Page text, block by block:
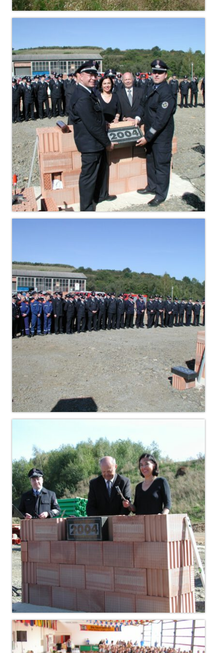
Christkindwiegen
Christkindwiegen 2023
Christkindwiegen 2022
Christkindwiegen 2021
Christkindwiegen 2019
Christkindwiegen 2018
Christkindwiegen 2017
Christkindwiegen 2016
Jahreskonzert 2017
Oktoberfestkonzert 2018
Oktoberfestkonzert 2022
Verein
Tagesfahrt 2017
Fahrzeuge & Technik
Stützpunkt
Einsatzfahrzeuge
Einsatzleitwagen ELW 1
Hilfeleistungslöschgruppenfahrzeug HLF
20
Drehleiter DLK 23/12
Staffellöschfahrzeug StLF 20/25
Tanklöschfahrzeug TLF 4000
Rüstwagen RW 1
Löschgruppenfahrzeug LF 20 KatS
Gerätewagen Logistik GW-L 2
Gerätewagen Gefahrgut GW-G
Kleinalarmfahrzeug KLAF
Kommandowagen KdoW